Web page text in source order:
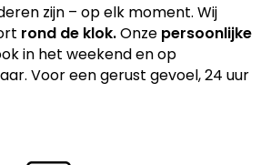
zijn – op elk moment. Wij
rond de klok.Onze persoonlijke
in het weekend en op
Voor een gerust gevoel, 24 uur